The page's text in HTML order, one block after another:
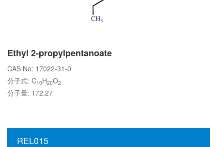
Ethyl 2-propylpentanoate
CAS No: 17022-31-0
分子式: C10H20O2
分子量: 172.27
REL015